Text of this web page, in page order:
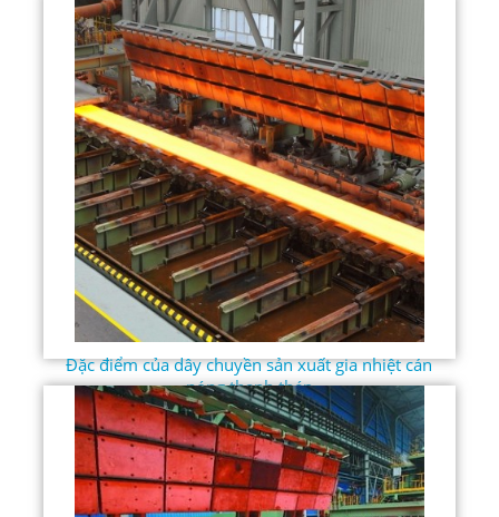
Đặc điểm của dây chuyền sản xuất gia nhiệt cán
nóng thanh thép